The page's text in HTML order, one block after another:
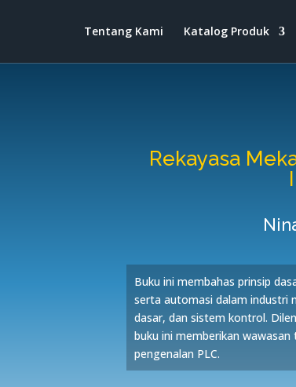
Tentang Kami Katalog Produk
Rekayasa
Buku ini membahas prinsip
serta automasi dalam industri
dasar, dan sistem kontrol.
buku ini memberikan
pengenalan PLC.